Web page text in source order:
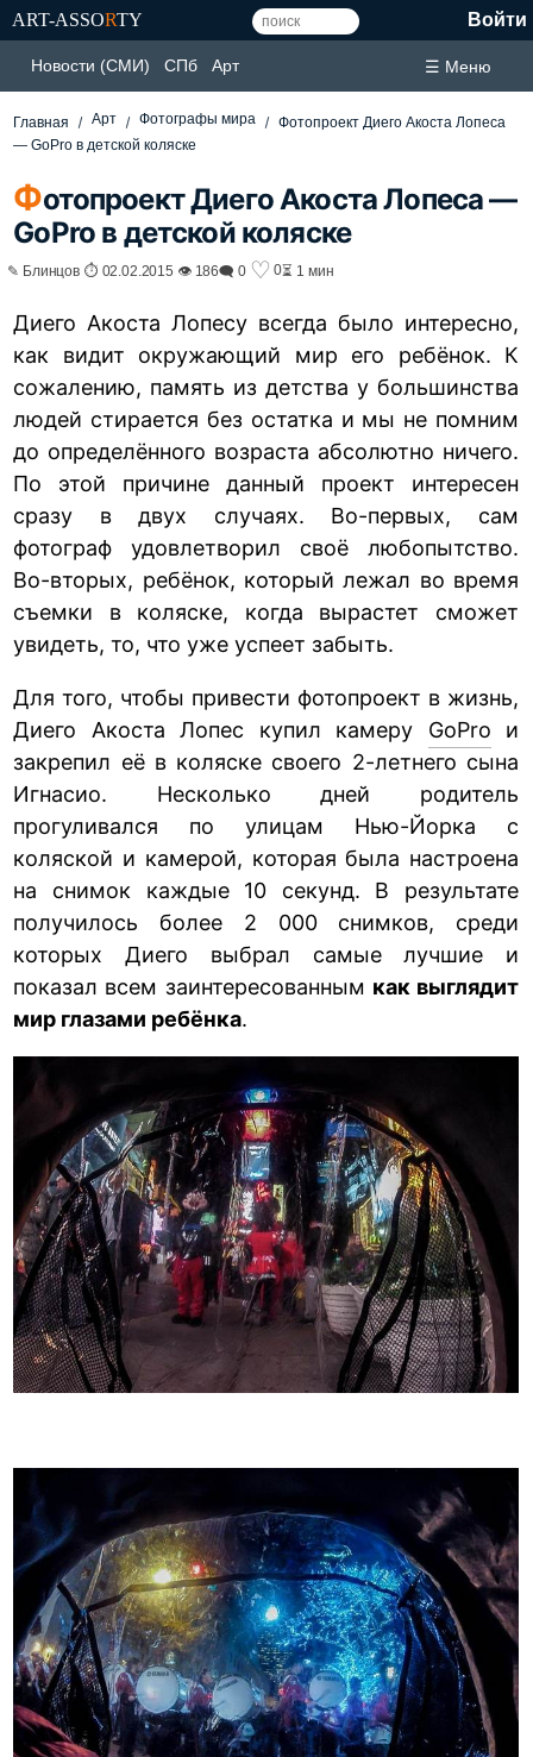
ART-ASSORTY Войти
Новости (СМИ) СПб Арт ☰ Меню
Главная Арт Фотографы мира
Фотопроект Диего Акоста Лопеса
— GoPro в детской коляске
Фотопроект Диего Акоста Лопеса —
GoPro в детской коляске
✎ Блинцов ⏱ 02.02.2015 👁 186🗨 0 ♡ 0⏳ 1 мин
Диего Акоста Лопесу всегда было интересно,
как видит окружающий мир его ребёнок. К
сожалению, память из детства у большинства
людей стирается без остатка и мы не помним
до определённого возраста абсолютно ничего.
По этой причине данный проект интересен
сразу в двух случаях. Во-первых, сам
фотограф удовлетворил своё любопытство.
Во-вторых, ребёнок, который лежал во время
съемки в коляске, когда вырастет сможет
увидеть, то, что уже успеет забыть.
Для того, чтобы привести фотопроект в жизнь,
Диего Акоста Лопес купил камеру GoPro и
закрепил её в коляске своего 2-летнего сына
Игнасио. Несколько дней родитель
прогуливался по улицам Нью-Йорка с
коляской и камерой, которая была настроена
на снимок каждые 10 секунд. В результате
получилось более 2 000 снимков, среди
которых Диего выбрал самые лучшие и
показал всем заинтересованным как выглядит
мир глазами ребёнка.